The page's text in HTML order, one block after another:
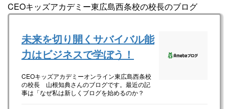
CEOキッズアカデミー東広島西条校の校長のブログ
未来を切り開くサバイバル能
力はビジネスで学ぼう！
CEOキッズアカデミーオンライン東広島西条校
の校長 山根知典さんのブログです。最近の記
事は「なぜ私は新しくブログを始めるのか？